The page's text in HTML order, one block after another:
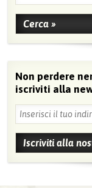
Non perdere
iscriviti alla